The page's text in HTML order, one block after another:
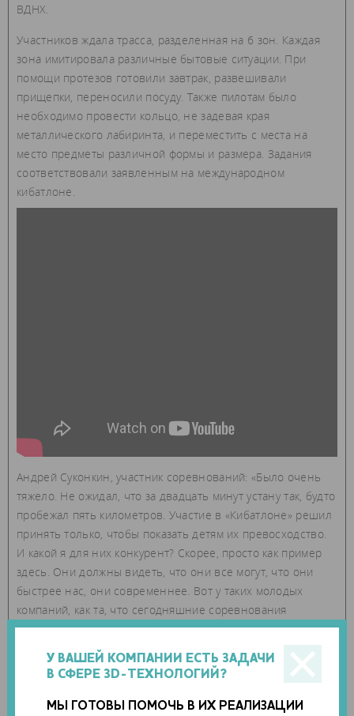
У ВАШЕЙ КОМПАНИИ ЕСТЬ ЗАДАЧИ
В СФЕРЕ 3D-ТЕХНОЛОГИЙ?
МЫ ГОТОВЫ ПОМОЧЬ В ИХ РЕАЛИЗАЦИИ
ВДНХ.
Участников ждала трасса, разделенная на 6 зон. Каждая
зона имитировала различные бытовые ситуации. При
помощи протезов готовили завтрак, развешивали
прищепки, переносили посуду. Также пилотам было
необходимо провести кольцо, не задевая края
металлического лабиринта, и переместить с места на
место предметы различной формы и размера. Задания
соответствовали заявленным на международном
кибатлоне.
Андрей Суконкин, участник соревнований: «Было очень
тяжело. Не ожидал, что за двадцать минут устану так, будто
пробежал пять километров. Участие в «Кибатлоне» решил
принять только, чтобы показать детям их превосходство.
И какой я для них конкурент? Скорее, просто как пример
здесь. Они должны видеть, что они все могут, что они
быстрее нас, они современнее. Вот у таких молодых
компаний, как та, что сегодняшние соревнования
организовывала, гораздо быстрее и проще получить
протез, чем у государства. У государственных компаний
срок изготовления в лучшем случае семь-восемь месяцев.
Да и подход у таких компаний совсем другой. Если
делаешь протез через завод, то никто ничего нормально